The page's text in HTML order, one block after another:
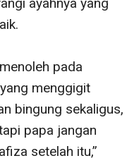
pada
menggigit
bingung sekaligus,
papa jangan
setelah itu,”